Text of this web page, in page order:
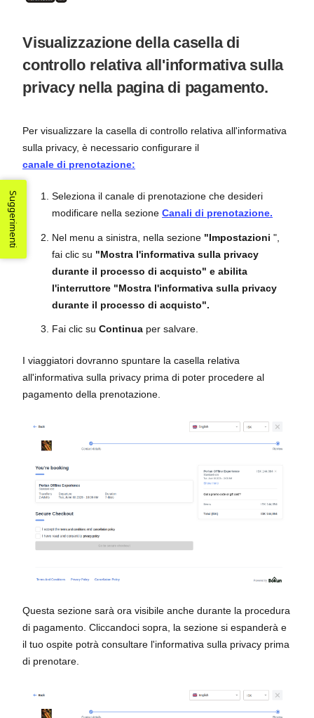
Visualizzazione della casella di
controllo relativa all'informativa sulla
privacy nella pagina di pagamento.
Per visualizzare la casella di controllo relativa all'informativa
sulla privacy, è necessario configurare il
canale di prenotazione:
Seleziona il canale di prenotazione che desideri
modificare nella sezione Canali di prenotazione.
Nel menu a sinistra, nella sezione "Impostazioni ",
fai clic su "Mostra l'informativa sulla privacy
durante il processo di acquisto" e abilita
l'interruttore "Mostra l'informativa sulla privacy
durante il processo di acquisto".
Fai clic su Continua per salvare.
I viaggiatori dovranno spuntare la casella relativa
all'informativa sulla privacy prima di poter procedere al
pagamento della prenotazione.
Questa sezione sarà ora visibile anche durante la procedura
di pagamento. Cliccandoci sopra, la sezione si espanderà e
il tuo ospite potrà consultare l'informativa sulla privacy prima
di prenotare.
Suggerimenti